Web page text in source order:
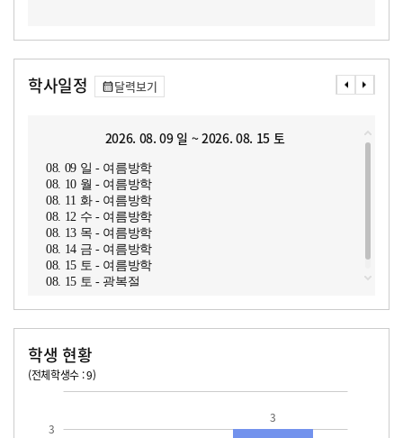
학사일정 달력보기
2026. 08. 09 일 ~ 2026. 08. 15 토
08. 09 일 - 여름방학
08. 10 월 - 여름방학
08. 11 화 - 여름방학
08. 12 수 - 여름방학
08. 13 목 - 여름방학
08. 14 금 - 여름방학
08. 15 토 - 여름방학
08. 15 토 - 광복절
학생 현황
(전체학생수 : 9)
3
3